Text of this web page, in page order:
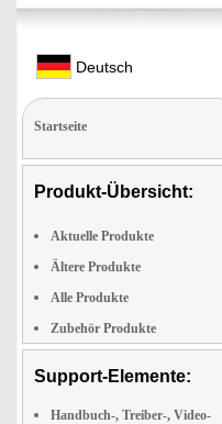
Deutsch
Startseite
Produkt-Übersicht:
Aktuelle Produkte
Ältere Produkte
Alle Produkte
Zubehör Produkte
Support-Elemente:
Handbuch-, Treiber-, Video-